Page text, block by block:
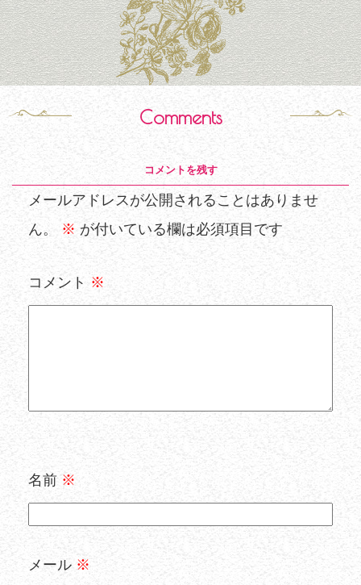
Comments
コメントを残す
メールアドレスが公開されることはありませ
ん。
※ が付いている欄は必須項目です
コメント ※
名前 ※
メール ※